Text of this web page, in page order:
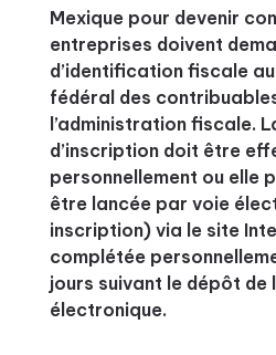
Mexique pour devenir
entreprises doivent
d’identification fiscale
fédéral des
l’administration fiscale.
d’inscription doit être
personnellement ou elle
être lancée par voie
inscription) via le site
complétée
jours suivant le dépôt de
électronique.